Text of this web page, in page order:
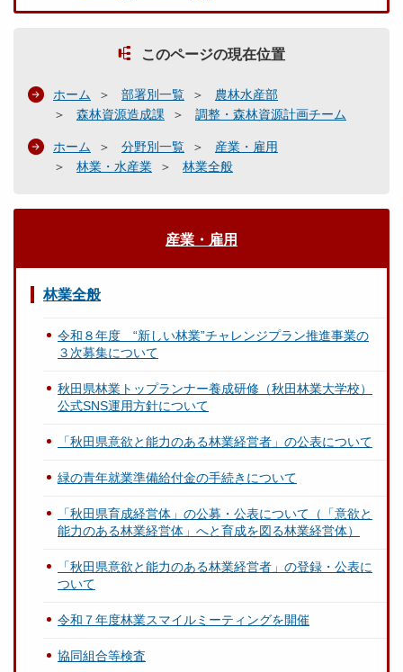
このページの現在位置
ホーム 部署別一覧
農林水産部
森林資源造成課
調整・森林資源計画チーム
ホーム 分野別一覧
産業・雇用
林業・水産業
林業全般
産業・雇用
林業全般
令和８年度 “新しい林業”チャレンジプラン推進事業の
３次募集について
秋田県林業トップランナー養成研修（秋田林業大学校）
公式SNS運用方針について
「秋田県意欲と能力のある林業経営者」の公表について
緑の青年就業準備給付金の手続きについて
「秋田県育成経営体」の公募・公表について（「意欲と
能力のある林業経営体」へと育成を図る林業経営体）
「秋田県意欲と能力のある林業経営者」の登録・公表に
ついて
令和７年度林業スマイルミーティングを開催
協同組合等検査